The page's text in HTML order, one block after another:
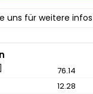
uns für weitere infos
76.14
12.28